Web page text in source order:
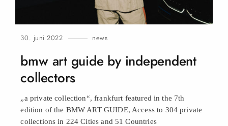
30. juni 2022 news
bmw art guide by independent
collectors
„a private collection“, frankfurt featured in the 7th
edition of the BMW ART GUIDE, Access to 304 private
collections in 224 Cities and 51 Countries